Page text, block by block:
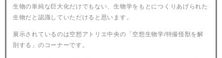
生物の単純な巨大化だけでもない、生物学をもとにつくりあげられた
生物だと認識していただけると思います。
展示されているのは空想アトリエ中央の「空想生物学/特撮怪獣を解
剖する」のコーナーです。